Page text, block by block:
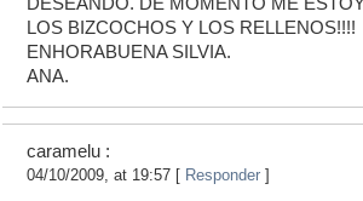
LOS BIZCOCHOS Y LOS RELLENOS!!!!
ENHORABUENA SILVIA.
ANA.
caramelu :
04/10/2009, at 19:57 [ Responder ]